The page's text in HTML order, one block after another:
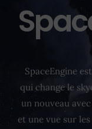
SpaceEngine
qui change le
un nouveau
et une vue sur